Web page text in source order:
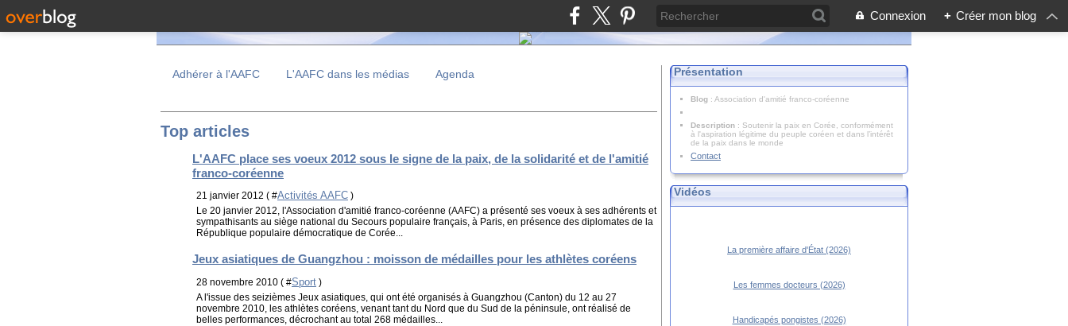
Connexion + Créer mon blog
Adhérer à l'AAFC L'AAFC dans les médias Agenda
Top articles
L'AAFC place ses voeux 2012 sous le signe de la paix, de la solidarité et de l'amitié
franco-coréenne
21 janvier 2012 ( #Activités AAFC )
Le 20 janvier 2012, l'Association d'amitié franco-coréenne (AAFC) a présenté ses voeux à ses adhérents et
sympathisants au siège national du Secours populaire français, à Paris, en présence des diplomates de la
République populaire démocratique de Corée...
Jeux asiatiques de Guangzhou : moisson de médailles pour les athlètes coréens
28 novembre 2010 ( #Sport )
A l'issue des seizièmes Jeux asiatiques, qui ont été organisés à Guangzhou (Canton) du 12 au 27
novembre 2010, les athlètes coréens, venant tant du Nord que du Sud de la péninsule, ont réalisé de
belles performances, décrochant au total 268 médailles...
Présentation
Blog : Association d'amitié franco-coréenne
Description : Soutenir la paix en Corée, conformément
à l'aspiration légitime du peuple coréen et dans l’intérêt
de la paix dans le monde
Contact
Vidéos
La première affaire d'État (2026)
Les femmes docteurs (2026)
Handicapés pongistes (2026)